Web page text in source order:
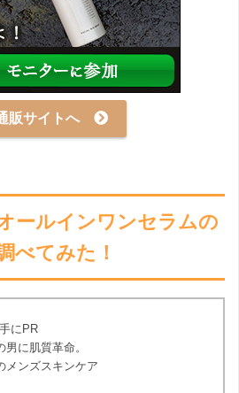
販サイトへ
ールインワンセラムの
べてみた！
にPR
に肌質革命。
メンズスキンケア